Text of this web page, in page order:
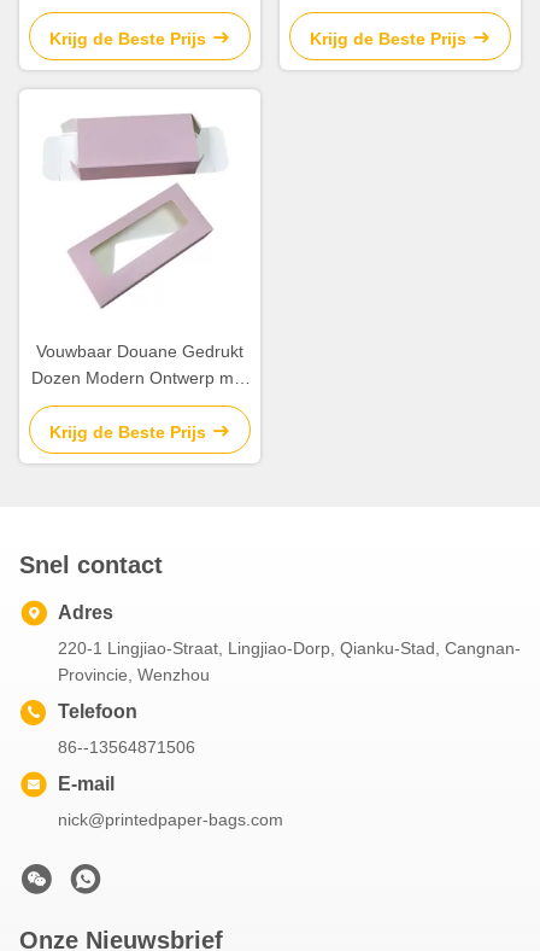
die Dozen Harde Stijf
verpakken
Krijg de Beste Prijs
Presentatievakjes
Compensatiedruk
Krijg de Beste Prijs
Vouwbaar Douane Gedrukt
Dozen Modern Ontwerp met
Transparant Venster
Krijg de Beste Prijs
Snel contact
Adres
220-1 Lingjiao-Straat, Lingjiao-Dorp, Qianku-Stad, Cangnan-
Provincie, Wenzhou
Telefoon
86--13564871506
E-mail
nick@printedpaper-bags.com
Onze Nieuwsbrief